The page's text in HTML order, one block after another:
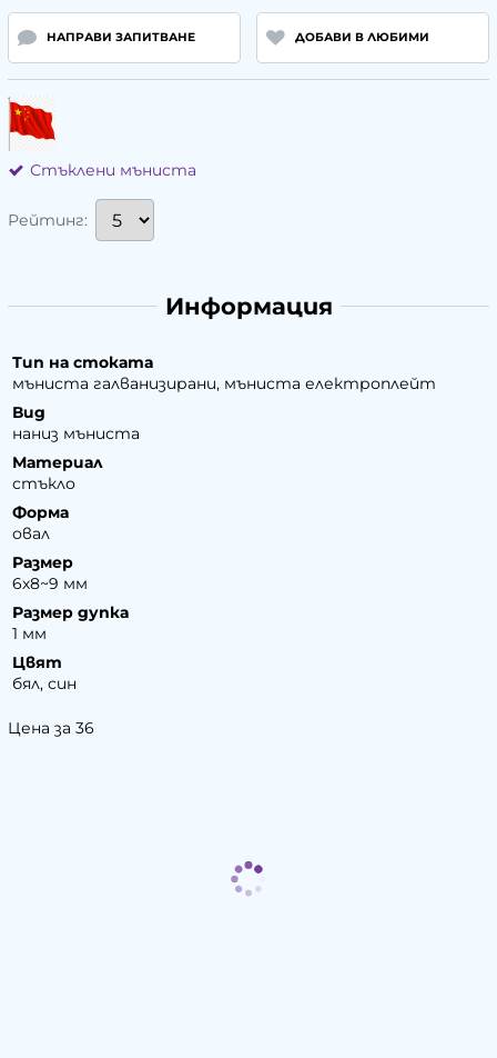
НАПРАВИ ЗАПИТВАНЕ ДОБАВИ В ЛЮБИМИ
Стъклени мъниста
Рейтинг:
Информация
Тип на стоката
мъниста галванизирани, мъниста електроплейт
Вид
наниз мъниста
Материал
стъкло
Форма
овал
Размер
6х8~9 мм
Размер дупка
1 мм
Цвят
бял, син
Цена за 36